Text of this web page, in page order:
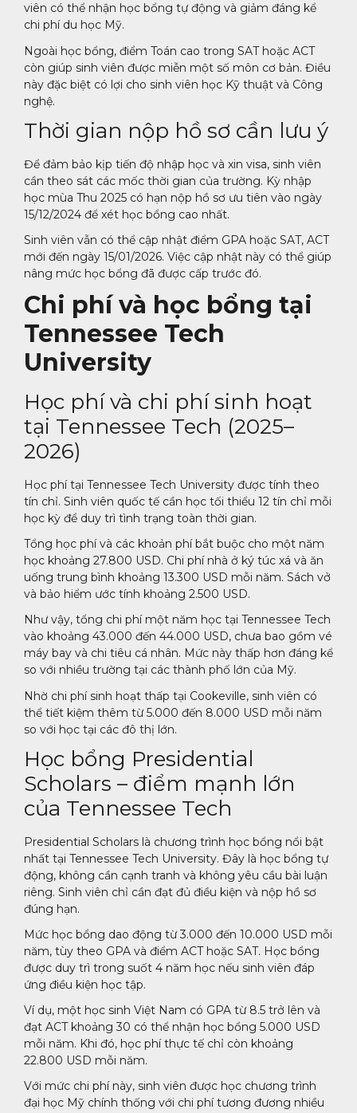
viên có thể nhận học bổng tự động và giảm đáng kể
chi phí du học Mỹ.
Ngoài học bổng, điểm Toán cao trong SAT hoặc ACT
còn giúp sinh viên được miễn một số môn cơ bản. Điều
này đặc biệt có lợi cho sinh viên học Kỹ thuật và Công
nghệ.
Thời gian nộp hồ sơ cần lưu ý
Để đảm bảo kịp tiến độ nhập học và xin visa, sinh viên
cần theo sát các mốc thời gian của trường. Kỳ nhập
học mùa Thu 2025 có hạn nộp hồ sơ ưu tiên vào ngày
15/12/2024 để xét học bổng cao nhất.
Sinh viên vẫn có thể cập nhật điểm GPA hoặc SAT, ACT
mới đến ngày 15/01/2026. Việc cập nhật này có thể giúp
nâng mức học bổng đã được cấp trước đó.
Chi phí và học bổng tại
Tennessee Tech
University
Học phí và chi phí sinh hoạt
tại Tennessee Tech (2025–
2026)
Học phí tại Tennessee Tech University được tính theo
tín chỉ. Sinh viên quốc tế cần học tối thiểu 12 tín chỉ mỗi
học kỳ để duy trì tình trạng toàn thời gian.
Tổng học phí và các khoản phí bắt buộc cho một năm
học khoảng 27.800 USD. Chi phí nhà ở ký túc xá và ăn
uống trung bình khoảng 13.300 USD mỗi năm. Sách vở
và bảo hiểm ước tính khoảng 2.500 USD.
Như vậy, tổng chi phí một năm học tại Tennessee Tech
vào khoảng 43.000 đến 44.000 USD, chưa bao gồm vé
máy bay và chi tiêu cá nhân. Mức này thấp hơn đáng kể
so với nhiều trường tại các thành phố lớn của Mỹ.
Nhờ chi phí sinh hoạt thấp tại Cookeville, sinh viên có
thể tiết kiệm thêm từ 5.000 đến 8.000 USD mỗi năm
so với học tại các đô thị lớn.
Học bổng Presidential
Scholars – điểm mạnh lớn
của Tennessee Tech
Presidential Scholars là chương trình học bổng nổi bật
nhất tại Tennessee Tech University. Đây là học bổng tự
động, không cần cạnh tranh và không yêu cầu bài luận
riêng. Sinh viên chỉ cần đạt đủ điều kiện và nộp hồ sơ
đúng hạn.
Mức học bổng dao động từ 3.000 đến 10.000 USD mỗi
năm, tùy theo GPA và điểm ACT hoặc SAT. Học bổng
được duy trì trong suốt 4 năm học nếu sinh viên đáp
ứng điều kiện học tập.
Ví dụ, một học sinh Việt Nam có GPA từ 8.5 trở lên và
đạt ACT khoảng 30 có thể nhận học bổng 5.000 USD
mỗi năm. Khi đó, học phí thực tế chỉ còn khoảng
22.800 USD mỗi năm.
Với mức chi phí này, sinh viên được học chương trình
đại học Mỹ chính thống với chi phí tương đương nhiều